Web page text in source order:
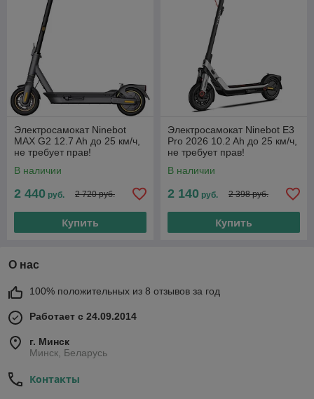
Электросамокат Ninebot
MAX G2 12.7 Ah до 25 км/ч,
не требует прав!
В наличии
2 440 руб. 2 720 руб.
Купить
Электросамокат Ninebot E3
Pro 2026 10.2 Ah до 25 км/ч,
не требует прав!
В наличии
2 140 руб. 2 398 руб.
Купить
О нас
100% положительных из 8 отзывов за год
Работает с 24.09.2014
г. Минск
Минск, Беларусь
Контакты